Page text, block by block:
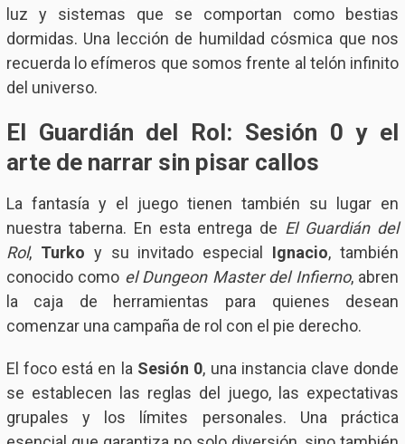
luz y sistemas que se comportan como bestias
dormidas. Una lección de humildad cósmica que nos
recuerda lo efímeros que somos frente al telón infinito
del universo.
El Guardián del Rol: Sesión 0 y el
arte de narrar sin pisar callos
La fantasía y el juego tienen también su lugar en
nuestra taberna. En esta entrega de El Guardián del
Rol, Turko y su invitado especial Ignacio, también
conocido como el Dungeon Master del Infierno, abren
la caja de herramientas para quienes desean
comenzar una campaña de rol con el pie derecho.
El foco está en la Sesión 0, una instancia clave donde
se establecen las reglas del juego, las expectativas
grupales y los límites personales. Una práctica